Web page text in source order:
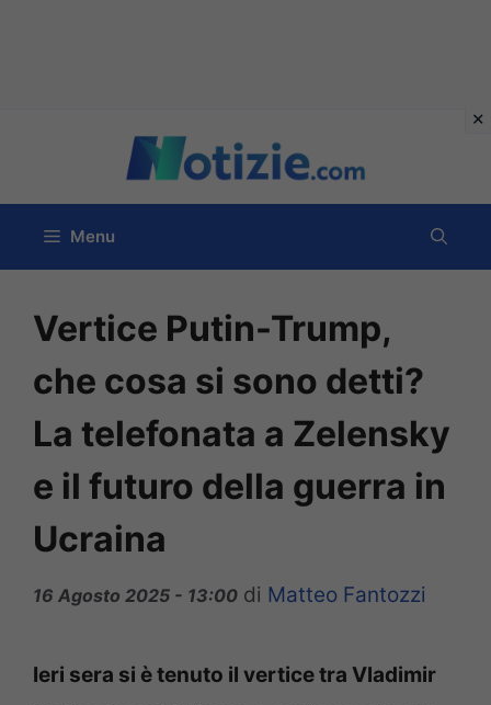
contenuto
Menu
Vertice Putin-Trump,
che cosa si sono detti?
La telefonata a Zelensky
e il futuro della guerra in
Ucraina
16 Agosto 2025 - 13:00 di Matteo Fantozzi
Ieri sera si è tenuto il vertice tra Vladimir